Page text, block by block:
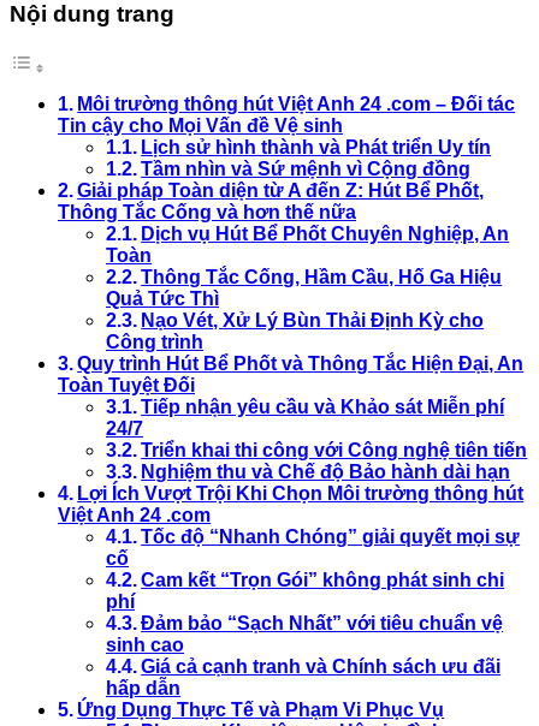
Nội dung trang
Môi trường thông hút Việt Anh 24 .com – Đối tác
Tin cậy cho Mọi Vấn đề Vệ sinh
Lịch sử hình thành và Phát triển Uy tín
Tầm nhìn và Sứ mệnh vì Cộng đồng
Giải pháp Toàn diện từ A đến Z: Hút Bể Phốt,
Thông Tắc Cống và hơn thế nữa
Dịch vụ Hút Bể Phốt Chuyên Nghiệp, An
Toàn
Thông Tắc Cống, Hầm Cầu, Hố Ga Hiệu
Quả Tức Thì
Nạo Vét, Xử Lý Bùn Thải Định Kỳ cho
Công trình
Quy trình Hút Bể Phốt và Thông Tắc Hiện Đại, An
Toàn Tuyệt Đối
Tiếp nhận yêu cầu và Khảo sát Miễn phí
24/7
Triển khai thi công với Công nghệ tiên tiến
Nghiệm thu và Chế độ Bảo hành dài hạn
Lợi Ích Vượt Trội Khi Chọn Môi trường thông hút
Việt Anh 24 .com
Tốc độ “Nhanh Chóng” giải quyết mọi sự
cố
Cam kết “Trọn Gói” không phát sinh chi
phí
Đảm bảo “Sạch Nhất” với tiêu chuẩn vệ
sinh cao
Giá cả cạnh tranh và Chính sách ưu đãi
hấp dẫn
Ứng Dụng Thực Tế và Phạm Vi Phục Vụ